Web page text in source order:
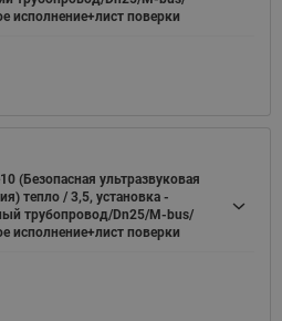
исполнение+лист поверки
(Безопасная ультразвуковая
тепло / 3,5, установка -
трубопровод/Dn25/M-bus/
исполнение+лист поверки